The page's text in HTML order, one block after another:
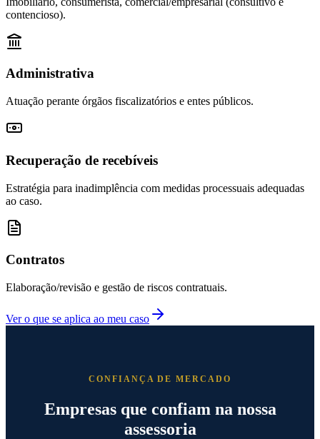
contencioso).
Administrativa
Atuação perante órgãos fiscalizatórios e entes públicos.
Recuperação de recebíveis
Estratégia para inadimplência com medidas processuais adequadas
ao caso.
Contratos
Elaboração/revisão e gestão de riscos contratuais.
Ver o que se aplica ao meu caso
CONFIANÇA DE MERCADO
Empresas que confiam na nossa
assessoria